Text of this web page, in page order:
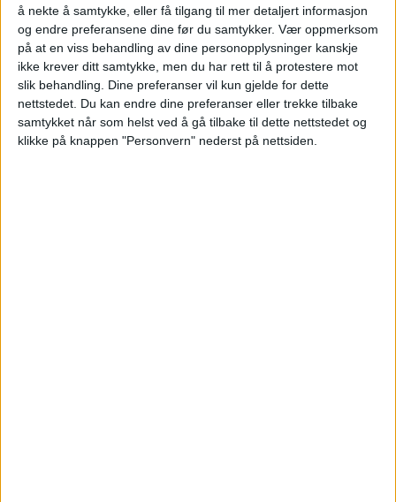
å nekte å samtykke, eller få tilgang til mer detaljert informasjon
og endre preferansene dine før du samtykker. Vær oppmerksom
på at en viss behandling av dine personopplysninger kanskje
ikke krever ditt samtykke, men du har rett til å protestere mot
slik behandling. Dine preferanser vil kun gjelde for dette
nettstedet. Du kan endre dine preferanser eller trekke tilbake
samtykket når som helst ved å gå tilbake til dette nettstedet og
klikke på knappen "Personvern" nederst på nettsiden.
Elev rispet av medelev på
Hersleb videregående